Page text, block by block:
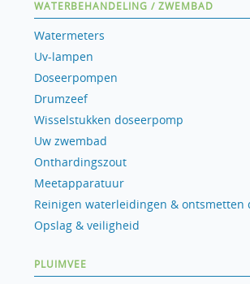
WATERBEHANDELING / ZWEMBAD
Watermeters
Uv-lampen
Doseerpompen
Drumzeef
Wisselstukken doseerpomp
Uw zwembad
Onthardingszout
Meetapparatuur
Reinigen waterleidingen & ontsmetten
Opslag & veiligheid
PLUIMVEE